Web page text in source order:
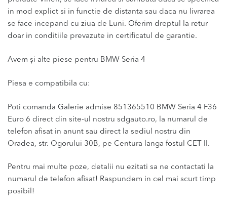
in mod explict si in functie de distanta sau daca nu livrarea
se face incepand cu ziua de Luni. Oferim dreptul la retur
doar in conditiile prevazute in certificatul de garantie.
Avem și alte piese pentru BMW Seria 4
Piesa e compatibila cu:
Poti comanda Galerie admise 851365510 BMW Seria 4 F36
Euro 6 direct din site-ul nostru sdgauto.ro, la numarul de
telefon afisat in anunt sau direct la sediul nostru din
Oradea, str. Ogorului 30B, pe Centura langa fostul CET II.
Pentru mai multe poze, detalii nu ezitati sa ne contactati la
numarul de telefon afisat! Raspundem in cel mai scurt timp
posibil!